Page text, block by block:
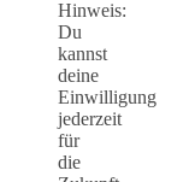
Hinweis:
Du
kannst
deine
Einwilligung
jederzeit
für
die